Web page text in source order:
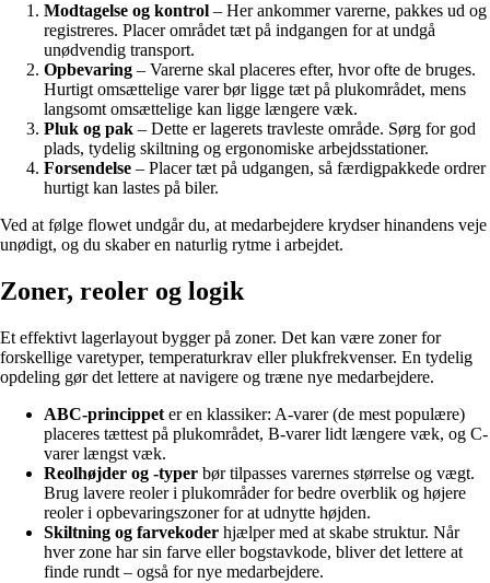
Modtagelse og kontrol – Her ankommer varerne, pakkes ud og
registreres. Placer området tæt på indgangen for at undgå
unødvendig transport.
Opbevaring – Varerne skal placeres efter, hvor ofte de bruges.
Hurtigt omsættelige varer bør ligge tæt på plukområdet, mens
langsomt omsættelige kan ligge længere væk.
Pluk og pak – Dette er lagerets travleste område. Sørg for god
plads, tydelig skiltning og ergonomiske arbejdsstationer.
Forsendelse – Placer tæt på udgangen, så færdigpakkede ordrer
hurtigt kan lastes på biler.
Ved at følge flowet undgår du, at medarbejdere krydser hinandens veje
unødigt, og du skaber en naturlig rytme i arbejdet.
Zoner, reoler og logik
Et effektivt lagerlayout bygger på zoner. Det kan være zoner for
forskellige varetyper, temperaturkrav eller plukfrekvenser. En tydelig
opdeling gør det lettere at navigere og træne nye medarbejdere.
ABC-princippet er en klassiker: A-varer (de mest populære)
placeres tættest på plukområdet, B-varer lidt længere væk, og C-
varer længst væk.
Reolhøjder og -typer bør tilpasses varernes størrelse og vægt.
Brug lavere reoler i plukområder for bedre overblik og højere
reoler i opbevaringszoner for at udnytte højden.
Skiltning og farvekoder hjælper med at skabe struktur. Når
hver zone har sin farve eller bogstavkode, bliver det lettere at
finde rundt – også for nye medarbejdere.